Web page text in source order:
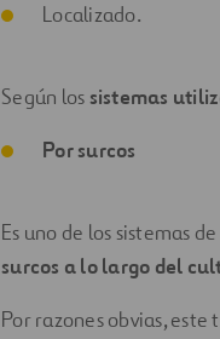
Localizado.
Según lossistemas
Por surcos
Es uno de los sistemas
surcos a lo largo del
Por razones obvias,